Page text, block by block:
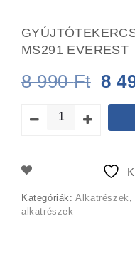
MS291 EVEREST
8 990Ft
was:
8
8
Kategóriák:Alkatrészek
alkatrészek